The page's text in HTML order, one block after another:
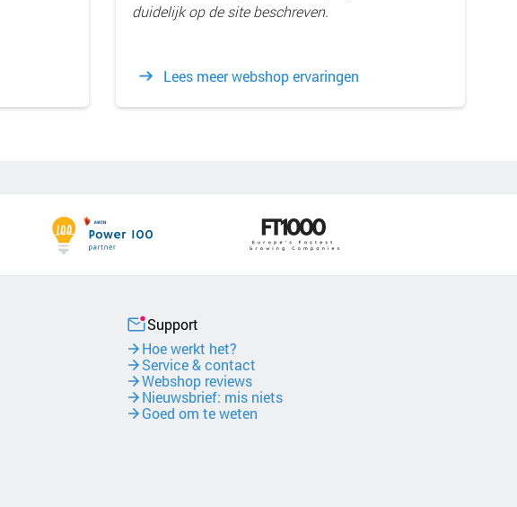
duidelijk op de site beschreven.
Lees meer webshop ervaringen
Support
Hoe werkt het?
Service & contact
Webshop reviews
Nieuwsbrief: mis niets
Goed om te weten